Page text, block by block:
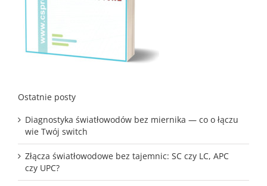
Ostatnie posty
Diagnostyka światłowodów bez miernika — co o łączu
wie Twój switch
Złącza światłowodowe bez tajemnic: SC czy LC, APC
czy UPC?